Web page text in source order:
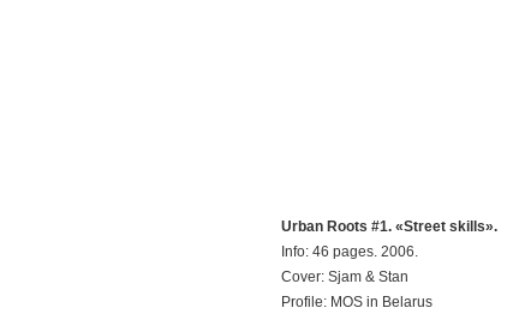
Urban Roots #1. «Street skills».
Info: 46 pages. 2006.
Cover: Sjam & Stan
Profile: MOS in Belarus